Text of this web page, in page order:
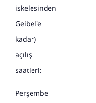
iskelesinden
Geibel'e
kadar)
açılış
saatleri:
Perşembe